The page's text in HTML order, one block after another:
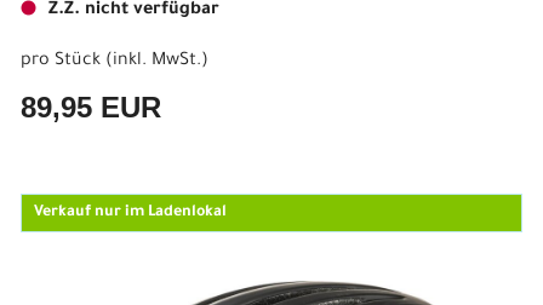
Z.Z. nicht verfügbar
pro Stück (inkl. MwSt.)
89,95 EUR
Verkauf nur im Ladenlokal